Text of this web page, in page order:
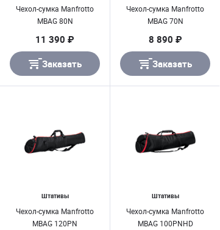
Чехол-сумка Manfrotto
MBAG 80N
11 390 ₽
Заказать
Чехол-сумка Manfrotto
MBAG 70N
8 890 ₽
Заказать
Штативы
Чехол-сумка Manfrotto
MBAG 120PN
Штативы
Чехол-сумка Manfrotto
MBAG 100PNHD